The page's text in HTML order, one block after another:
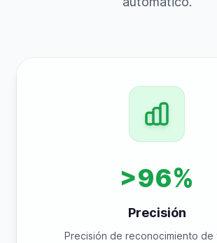
>96%
Precisión
Precisión de reconocimiento de